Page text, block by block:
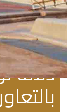
مارس 19, 2012